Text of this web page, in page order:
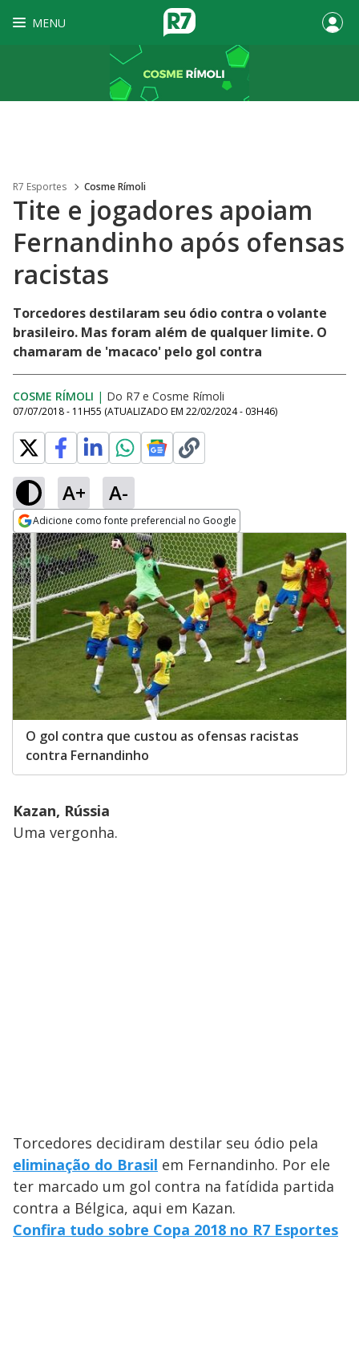
MENU
R7 Esportes Cosme Rímoli
Tite e jogadores apoiam
Fernandinho após ofensas
racistas
Torcedores destilaram seu ódio contra o volante
brasileiro. Mas foram além de qualquer limite. O
chamaram de 'macaco' pelo gol contra
COSME RÍMOLI | Do R7 e Cosme Rímoli
07/07/2018 - 11H55 (ATUALIZADO EM 22/02/2024 - 03H46)
A+ A-
Adicione como fonte preferencial no Google
Opens in new window
O gol contra que custou as ofensas racistas
contra Fernandinho
Kazan, Rússia
Uma vergonha.
Torcedores decidiram destilar seu ódio pela
eliminação do Brasil em Fernandinho. Por ele
ter marcado um gol contra na fatídida partida
contra a Bélgica, aqui em Kazan.
Confira tudo sobre Copa 2018 no R7 Esportes